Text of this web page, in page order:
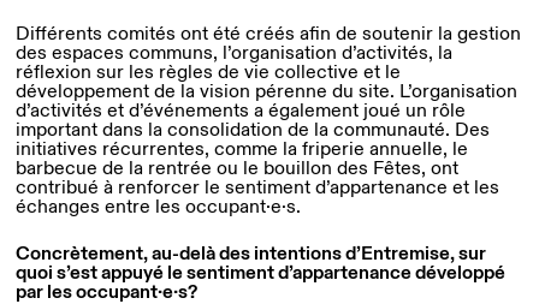
Différents comités ont été créés afin de soutenir la gestion
des espaces communs, l’organisation d’activités, la
réflexion sur les règles de vie collective et le
développement de la vision pérenne du site. L’organisation
d’activités et d’événements a également joué un rôle
important dans la consolidation de la communauté. Des
initiatives récurrentes, comme la friperie annuelle, le
barbecue de la rentrée ou le bouillon des Fêtes, ont
contribué à renforcer le sentiment d’appartenance et les
échanges entre les occupant·e·s.
Concrètement, au-delà des intentions d’Entremise, sur
quoi s’est appuyé le sentiment d’appartenance développé
par les occupant·e·s?